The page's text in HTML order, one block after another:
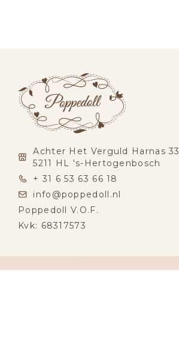
Achter Het Verguld Harnas 33
5211 HL 's-Hertogenbosch
+ 31 6 53 63 66 18
info@poppedoll.nl
Poppedoll V.O.F.
Kvk: 68317573